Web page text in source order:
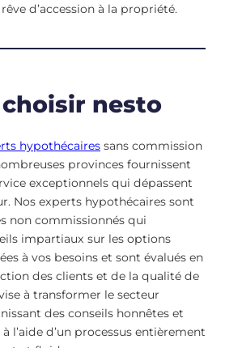
d’accession à la propriété.
nesto
hypothécaires sans commission
provinces fournissent
exceptionnels qui dépassent
Nos experts hypothécaires sont
non commissionnés qui
impartiaux sur les options
à vos besoins et sont évalués en
des clients et de la qualité de
à transformer le secteur
des conseils honnêtes et
l’aide d’un processus entièrement